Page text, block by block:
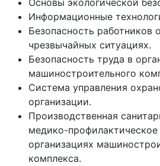
Основы экологической
Информационные
Безопасность работников
чрезвычайных ситуациях.
Безопасность труда в
машиностроительного
Система управления
организации.
Производственная
медико-профилактическое
организациях
комплекса.